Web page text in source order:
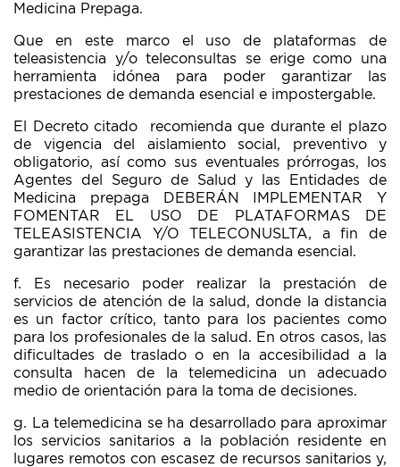
Medicina Prepaga.
Que en este marco el uso de plataformas de
teleasistencia y/o teleconsultas se erige como una
herramienta idónea para poder garantizar las
prestaciones de demanda esencial e impostergable.
El Decreto citado recomienda que durante el plazo
de vigencia del aislamiento social, preventivo y
obligatorio, así como sus eventuales prórrogas, los
Agentes del Seguro de Salud y las Entidades de
Medicina prepaga DEBERÁN IMPLEMENTAR Y
FOMENTAR EL USO DE PLATAFORMAS DE
TELEASISTENCIA Y/O TELECONUSLTA, a fin de
garantizar las prestaciones de demanda esencial.
f. Es necesario poder realizar la prestación de
servicios de atención de la salud, donde la distancia
es un factor crítico, tanto para los pacientes como
para los profesionales de la salud. En otros casos, las
dificultades de traslado o en la accesibilidad a la
consulta hacen de la telemedicina un adecuado
medio de orientación para la toma de decisiones.
g. La telemedicina se ha desarrollado para aproximar
los servicios sanitarios a la población residente en
lugares remotos con escasez de recursos sanitarios y,